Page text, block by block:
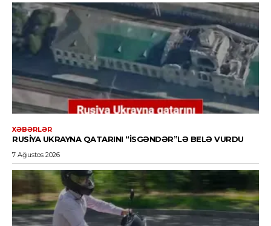
XƏBƏRLƏR
RUSIYA UKRAYNA QATARINI “İSGƏNDƏR”LƏ BELƏ VURDU
7 Ağustos 2026